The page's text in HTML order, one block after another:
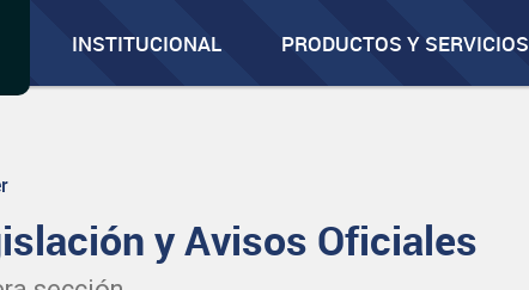
INSTITUCIONAL PRODUCTOS Y SERVICIOS
y Avisos Oficiales